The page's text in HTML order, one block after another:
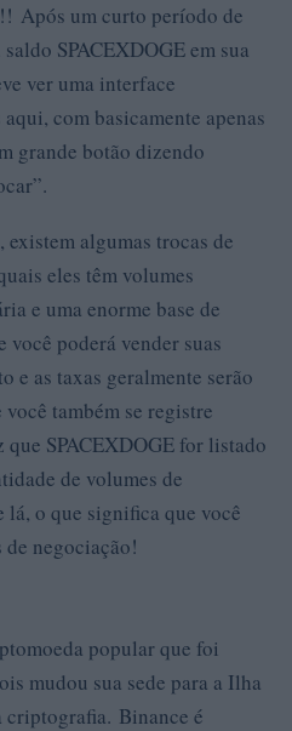
Após um curto período de
SPACEXDOGE em sua
ver uma interface
com basicamente apenas
grande botão dizendo
algumas trocas de
eles têm volumes
e uma enorme base de
poderá vender suas
e as taxas geralmente serão
também se registre
que SPACEXDOGE for listado
de volumes de
lá, o que significa que você
negociação!
popular que foi
mudou sua sede para a Ilha
criptografia. Binance é